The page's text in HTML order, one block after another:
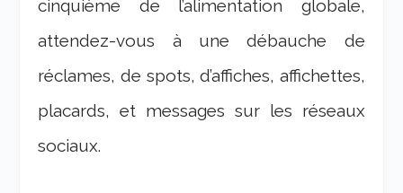
cinquième de l’alimentation globale,
attendez-vous à une débauche de
réclames, de spots, d’affiches, affichettes,
placards, et messages sur les réseaux
sociaux.